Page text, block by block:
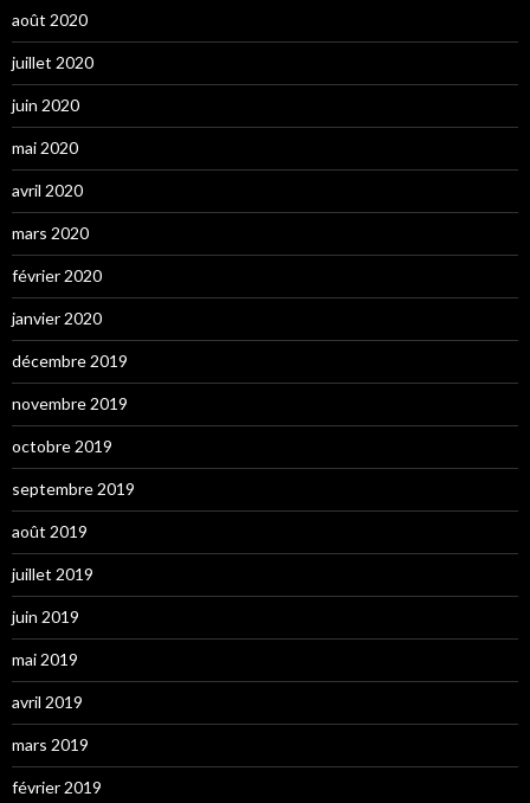
août 2020
juillet 2020
juin 2020
mai 2020
avril 2020
mars 2020
février 2020
janvier 2020
décembre 2019
novembre 2019
octobre 2019
septembre 2019
août 2019
juillet 2019
juin 2019
mai 2019
avril 2019
mars 2019
février 2019